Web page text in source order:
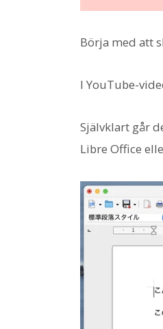
Börja med att
I YouTube-
Självklart går
Libre Office